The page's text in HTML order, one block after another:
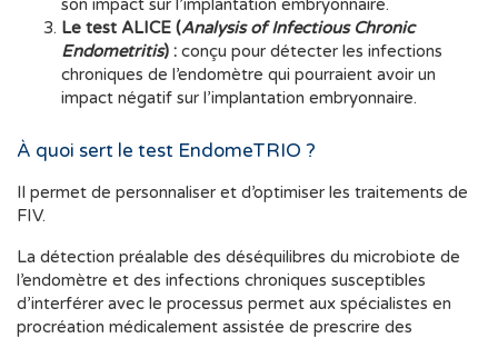
son impact sur l’implantation embryonnaire.
Le test ALICE (Analysis of Infectious Chronic
Endometritis) : conçu pour détecter les infections
chroniques de l’endomètre qui pourraient avoir un
impact négatif sur l’implantation embryonnaire.
À quoi sert le test EndomeTRIO ?
Il permet de personnaliser et d’optimiser les traitements de
FIV.
La détection préalable des déséquilibres du microbiote de
l’endomètre et des infections chroniques susceptibles
d’interférer avec le processus permet aux spécialistes en
procréation médicalement assistée de prescrire des